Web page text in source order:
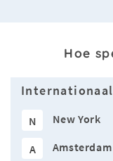
Hoe
N New York
A Amsterdam